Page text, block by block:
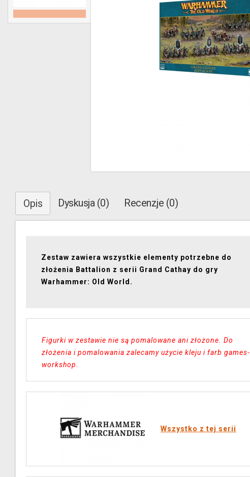
Opis Dyskusja (0) Recenzje (0)
Zestaw zawiera wszystkie elementy potrzebne do
złożenia Battalion z serii Grand Cathay do gry
Warhammer: Old World.
Figurki w zestawie nie są pomalowane ani złożone. Do
złożenia i pomalowania zalecamy użycie kleju i farb games-
workshop.
Wszystko z tej serii